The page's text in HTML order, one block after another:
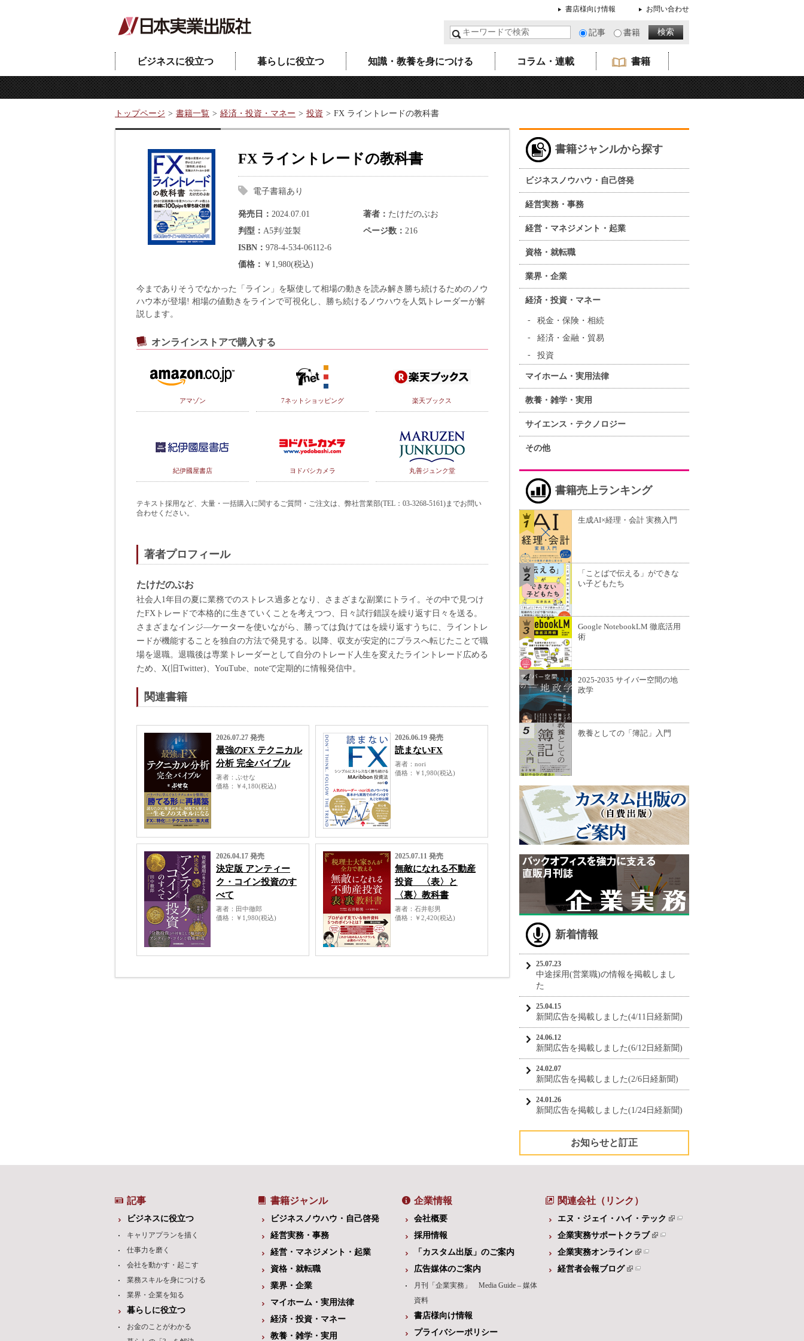
書店様向け情報 お問い合わせ
記事 書籍
ビジネスに役立つ 暮らしに役立つ 知識・教養を身につける コラム・連載 書籍
トップページ 書籍一覧 経済・投資・マネー 投資 FX ライントレードの教科書
FX ライントレードの教科書
電子書籍あり
発売日 2024.07.01 著者
たけだのぶお
判型
A5判/並製 ページ数
216
ISBN
978-4-534-06112-6
価格
￥1,980(税込)
今までありそうでなかった「ライン」を駆使して相場の動きを読み解き勝ち続けるためのノウ
ハウ本が登場! 相場の値動きをラインで可視化し、勝ち続けるノウハウを人気トレーダーが解
説します。
オンラインストアで購入する
アマゾン 7ネットショッピング 楽天ブックス
紀伊國屋書店 ヨドバシカメラ 丸善ジュンク堂
テキスト採用など、大量・一括購入に関するご質問・ご注文は、弊社営業部(TEL：03-3268-5161)までお問い
合わせください。
著者プロフィール
たけだのぶお
社会人1年目の夏に業務でのストレス過多となり、さまざまな副業にトライ。その中で見つけ
たFXトレードで本格的に生きていくことを考えつつ、日々試行錯誤を繰り返す日々を送る。
さまざまなインジ―ケーターを使いながら、勝っては負けてはを繰り返すうちに、ライントレ
ードが機能することを独自の方法で発見する。以降、収支が安定的にプラスへ転じたことで職
場を退職。退職後は専業トレーダーとして自分のトレード人生を変えたライントレード広める
ため、X(旧Twitter)、YouTube、noteで定期的に情報発信中。
関連書籍
2026.07.27 発売
最強のFX テクニカル
分析 完全バイブル
著者
ぶせな
価格
￥4,180(税込)
2026.06.19 発売
読まないFX
著者
nori
価格
￥1,980(税込)
2026.04.17 発売
決定版 アンティー
ク・コイン投資のす
べて
著者
田中徹郎
価格
￥1,980(税込)
2025.07.11 発売
無敵になれる不動産
投資 〈表〉と
〈裏〉教科書
著者
石井彰男
価格
￥2,420(税込)
書籍ジャンルから探す
ビジネスノウハウ・自己啓発
経営実務・事務
経営・マネジメント・起業
資格・就転職
業界・企業
経済・投資・マネー
税金・保険・相続
経済・金融・貿易
投資
マイホーム・実用法律
教養・雑学・実用
サイエンス・テクノロジー
その他
書籍売上ランキング
生成AI×経理・会計 実務入門
「ことばで伝える」ができな
い子どもたち
Google NotebookLM 徹底活用
術
2025-2035 サイバー空間の地
政学
教養としての「簿記」入門
新着情報
25.07.23
中途採用(営業職)の情報を掲載しまし
た
25.04.15
新聞広告を掲載しました(4/11日経新聞)
24.06.12
新聞広告を掲載しました(6/12日経新聞)
24.02.07
新聞広告を掲載しました(2/6日経新聞)
24.01.26
新聞広告を掲載しました(1/24日経新聞)
お知らせと訂正
記事
ビジネスに役立つ
キャリアプランを描く
仕事力を磨く
会社を動かす・起こす
業務スキルを身につける
業界・企業を知る
暮らしに役立つ
お金のことがわかる
書籍ジャンル
ビジネスノウハウ・自己啓発
経営実務・事務
経営・マネジメント・起業
資格・就転職
業界・企業
マイホーム・実用法律
経済・投資・マネー
教養・雑学・実用
企業情報
会社概要
採用情報
「カスタム出版」のご案内
広告媒体のご案内
月刊「企業実務」 Media Guide – 媒体
資料
書店様向け情報
プライバシーポリシー
関連会社（リンク）
エヌ・ジェイ・ハイ・テック
企業実務サポートクラブ
企業実務オンライン
経営者会報ブログ